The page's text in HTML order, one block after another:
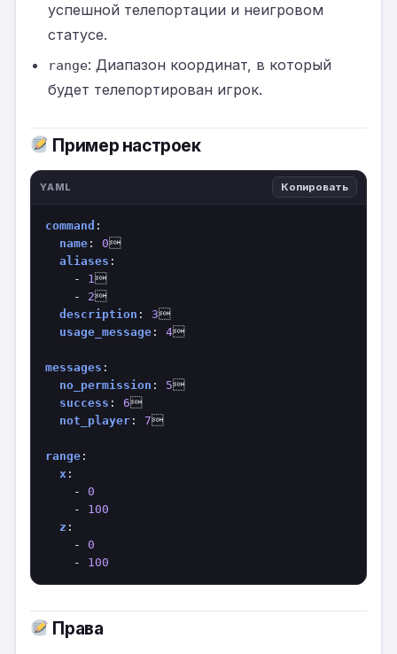
успешной телепортации и неигровом
статусе.
range: Диапазон координат, в который
будет телепортирован игрок.
Пример настроек
YAML Копировать
command :
name : 0
aliases :
    -
1
    -
2
description : 3
usage_message : 4
messages :
no_permission : 5
success : 6
not_player : 7
range :
x :
    -
0
    -
100
z :
    -
0
    -
100
Права